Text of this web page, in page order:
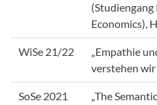
Economics),
WiSe 21/22
„Empathie
verstehen wir
SoSe 2021
„The